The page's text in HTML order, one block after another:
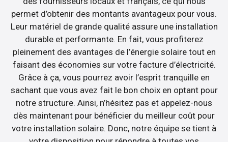
permet d’obtenir des montants avantageux pour vous.
Leur matériel de grande qualité assure une installation
durable et performante. En fait, vous profiterez
pleinement des avantages de l’énergie solaire tout en
faisant des économies sur votre facture d’électricité.
Grâce à ça, vous pourrez avoir l’esprit tranquille en
sachant que vous avez fait le bon choix en optant pour
notre structure. Ainsi, n’hésitez pas et appelez-nous
dès maintenant pour bénéficier du meilleur coût pour
votre installation solaire. Donc, notre équipe se tient à